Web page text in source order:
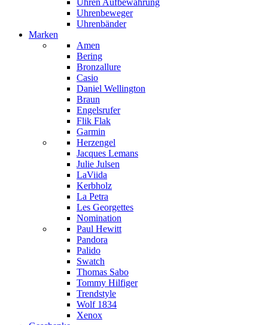
Uhren Aufbewahrung
Uhrenbeweger
Uhrenbänder
Marken
Amen
Bering
Bronzallure
Casio
Daniel Wellington
Braun
Engelsrufer
Flik Flak
Garmin
Herzengel
Jacques Lemans
Julie Julsen
LaViida
Kerbholz
La Petra
Les Georgettes
Nomination
Paul Hewitt
Pandora
Palido
Swatch
Thomas Sabo
Tommy Hilfiger
Trendstyle
Wolf 1834
Xenox